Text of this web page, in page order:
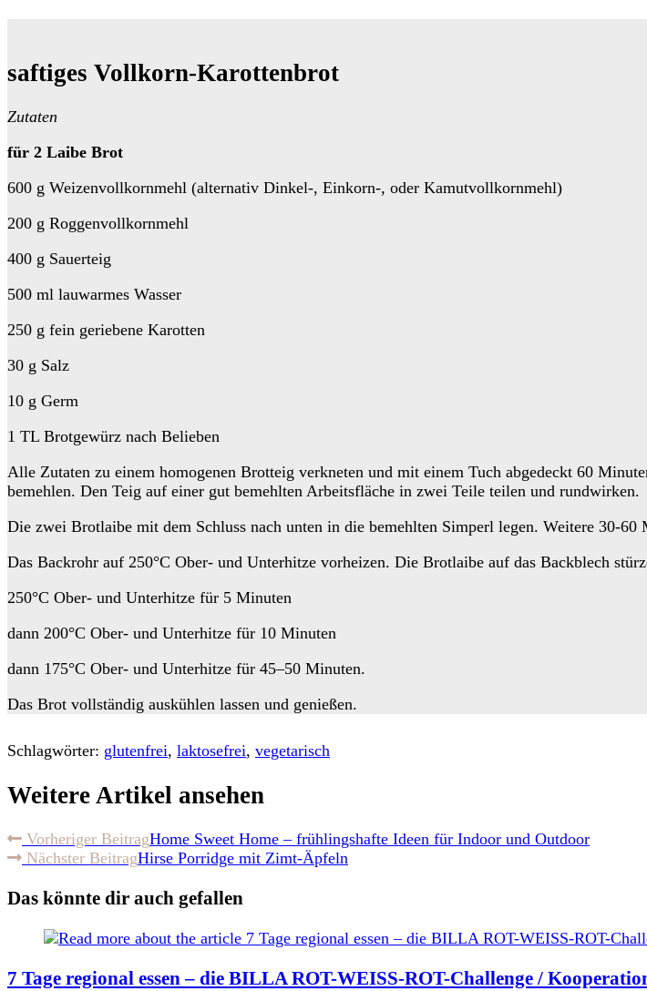
saftiges Vollkorn-Karottenbrot
Zutaten
für 2 Laibe Brot
600 g Weizenvollkornmehl (alternativ Dinkel-, Einkorn-, oder Kamutvollkornmehl)
200 g Roggenvollkornmehl
400 g Sauerteig
500 ml lauwarmes Wasser
250 g fein geriebene Karotten
30 g Salz
10 g Germ
1 TL Brotgewürz nach Belieben
Alle Zutaten zu einem homogenen Brotteig verkneten und mit einem Tuch abgedeckt 60
bemehlen. Den Teig auf einer gut bemehlten Arbeitsfläche in zwei Teile teilen und rundwirken.
Die zwei Brotlaibe mit dem Schluss nach unten in die bemehlten Simperl legen. Weitere 30-
Das Backrohr auf 250°C Ober- und Unterhitze vorheizen. Die Brotlaibe auf das Backblech
250°C Ober- und Unterhitze für 5 Minuten
dann 200°C Ober- und Unterhitze für 10 Minuten
dann 175°C Ober- und Unterhitze für 45–50 Minuten.
Das Brot vollständig auskühlen lassen und genießen.
Schlagwörter: glutenfrei, laktosefrei, vegetarisch
Weitere Artikel ansehen
Vorheriger BeitragHome Sweet Home – frühlingshafte Ideen für Indoor und Outdoor
Nächster BeitragHirse Porridge mit Zimt-Äpfeln
Das könnte dir auch gefallen
7 Tage regional essen – die BILLA ROT-WEISS-ROT-Challenge /